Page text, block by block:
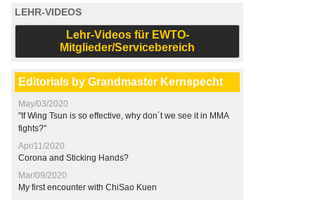
LEHR-VIDEOS
Lehr-Videos für EWTO-
Mitglieder/Servicebereich
Editorials by Grandmaster Kernspecht
May/03/2020
"If Wing Tsun is so effective, why don´t we see it in MMA
fights?"
Apr/11/2020
Corona and Sticking Hands?
Mar/09/2020
My first encounter with ChiSao Kuen